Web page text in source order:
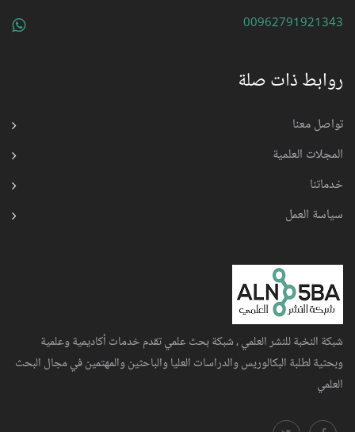
00962791921343
روابط ذات صلة
تواصل معنا
المجلات العلمية
خدماتنا
سياسة العمل
شبكة النخبة للنشر العلمي ، شبكة بحث علمي تقدم خدمات أكاديمية وعلمية
وبحثية لطلبة البكالوريس والدراسات العليا والباحثين والمهتمين في مجال البحث
العلمي